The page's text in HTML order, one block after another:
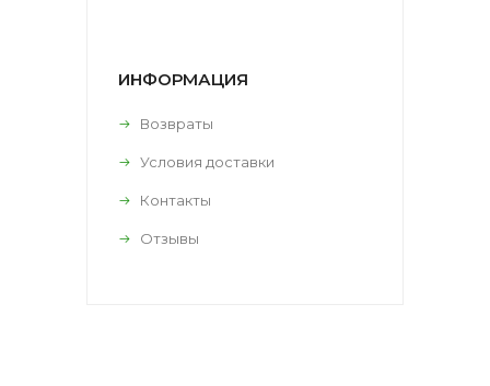
ИНФОРМАЦИЯ
Возвраты
Условия доставки
Контакты
Отзывы